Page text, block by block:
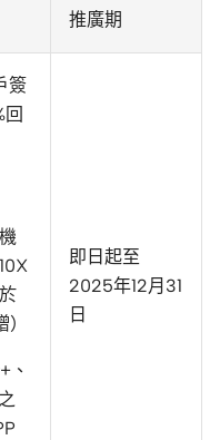
推廣期
簽
回
、
即日起至
2025年12月31
日